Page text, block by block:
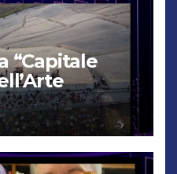
“Capitale